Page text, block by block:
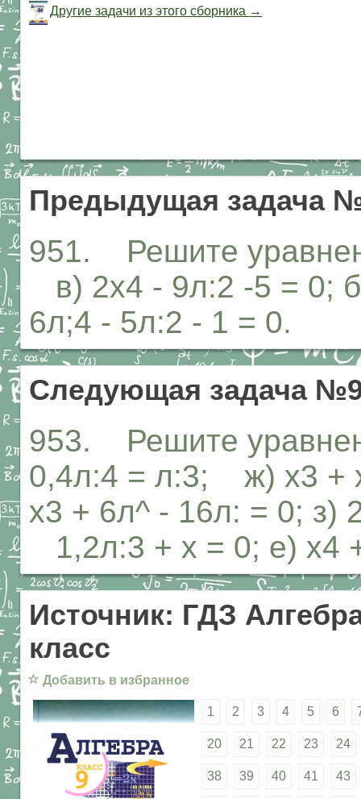
Другие задачи из этого сборника →
Предыдущая задача
951. Решите
в) 2х4 - 9л:2 -5 = 0;
6л;4 - 5л:2 - 1 = 0.
Следующая задача
953. Решите
0,4л:4 = л:3; ж) х3 +
х3 + 6л^ - 16л: = 0; з)
1,2л:3 + х = 0; е) х4
Источник: ГДЗ
класс
☆ Добавить в избранное
1 2 3 4 5 6
20 21 22 23 24
38 39 40 41 43